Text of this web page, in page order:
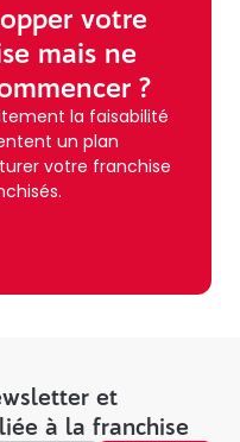
votre
mais ne
?
la faisabilité
un plan
votre franchise
et
à la franchise